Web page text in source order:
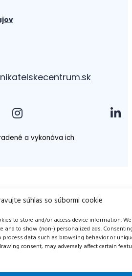
súhlas so súbormi cookie
to store and/or access device information.
and to show (non-) personalized ads.
data such as browsing behavior or
consent, may adversely affect certain
a vykonáva ich